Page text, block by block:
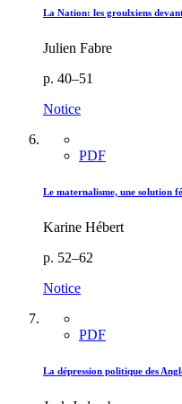
La Nation: les groulxiens
Julien Fabre
p. 40–51
Notice
PDF
Le maternalisme, une solution
Karine Hébert
p. 52–62
Notice
PDF
La dépression politique des